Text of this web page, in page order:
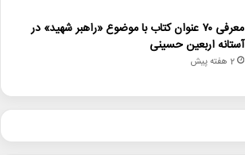
معرفی ۷۰ عنوان کتاب با موضوع «راهبر شهید» در
آستانه اربعین حسینی
2 هفته پیش